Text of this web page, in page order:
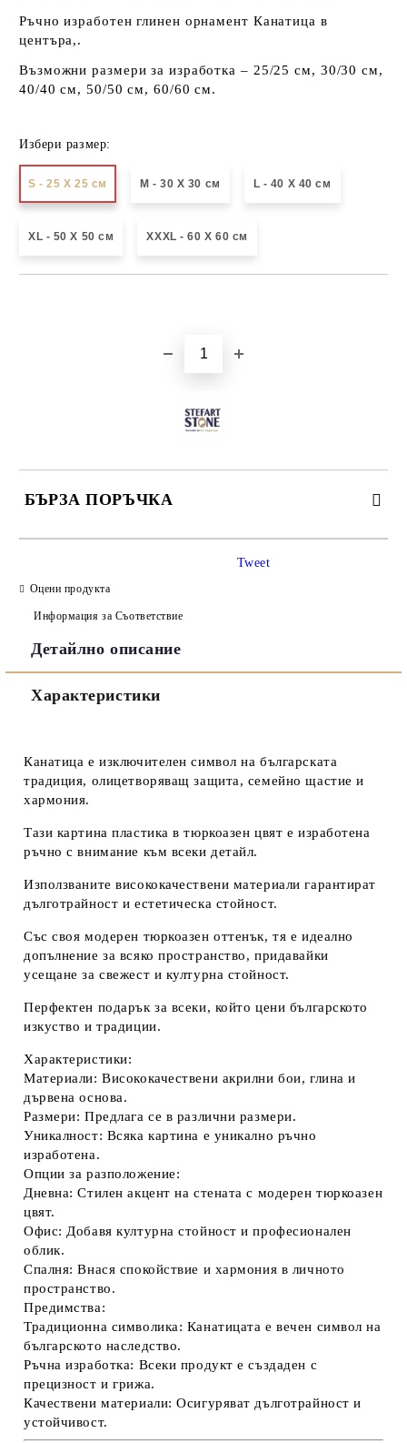
Ръчно изработен глинен орнамент Канатица в
центъра,.
Възможни размери за изработка – 25/25 см, 30/30 см,
40/40 см, 50/50 см, 60/60 см.
Избери размер:
S - 25 X 25 см М - 30 Х 30 см L - 40 X 40 см
XL - 50 X 50 см XXXL - 60 X 60 см
БЪРЗА ПОРЪЧКА
Ние ще се свържем с вас в рамките на работния ден.
Tweet
Оцени продукта
Информация за Съответствие
Детайлно описание
Характеристики
Канатица е изключителен символ на българската
традиция, олицетворяващ защита, семейно щастие и
хармония.
Тази картина пластика в тюркоазен цвят е изработена
ръчно с внимание към всеки детайл.
Използваните висококачествени материали гарантират
дълготрайност и естетическа стойност.
Със своя модерен тюркоазен оттенък, тя е идеално
допълнение за всяко пространство, придавайки
усещане за свежест и културна стойност.
Перфектен подарък за всеки, който цени българското
изкуство и традиции.
Характеристики:
Материали: Висококачествени акрилни бои, глина и
дървена основа.
Размери: Предлага се в различни размери.
Уникалност: Всяка картина е уникално ръчно
изработена.
Опции за разположение:
Дневна: Стилен акцент на стената с модерен тюркоазен
цвят.
Офис: Добавя културна стойност и професионален
облик.
Спалня: Внася спокойствие и хармония в личното
пространство.
Предимства:
Традиционна символика: Канатицата е вечен символ на
българското наследство.
Ръчна изработка: Всеки продукт е създаден с
прецизност и грижа.
Качествени материали: Осигуряват дълготрайност и
устойчивост.